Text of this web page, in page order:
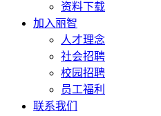
资料下载
加入丽智
人才理念
社会招聘
校园招聘
员工福利
联系我们